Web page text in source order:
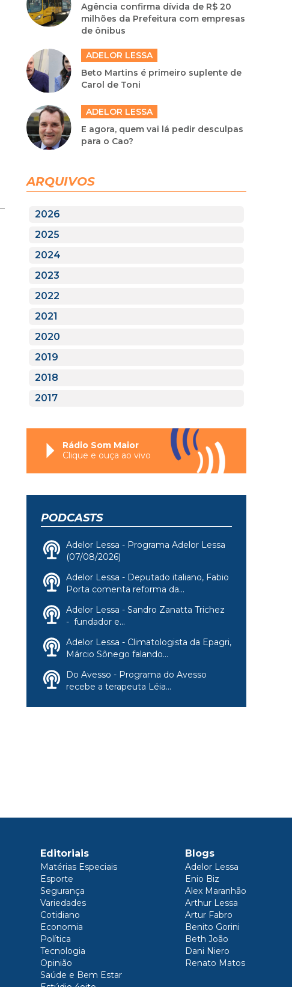
Agência confirma dívida de R$ 20
milhões da Prefeitura com empresas
de ônibus
ADELOR LESSA
Beto Martins é primeiro suplente de
Carol de Toni
ADELOR LESSA
E agora, quem vai lá pedir desculpas
para o Cao?
ARQUIVOS
2026
2025
2024
2023
2022
2021
2020
2019
2018
2017
Rádio Som Maior
Clique e ouça ao vivo
PODCASTS
Adelor Lessa - Programa Adelor Lessa
(07/08/2026)
Adelor Lessa - Deputado italiano, Fabio
Porta comenta reforma da...
Adelor Lessa - Sandro Zanatta Trichez
- fundador e...
Adelor Lessa - Climatologista da Epagri,
Márcio Sônego falando...
Do Avesso - Programa do Avesso
recebe a terapeuta Léia...
Editoriais
Matérias Especiais
Esporte
Segurança
Variedades
Cotidiano
Economia
Política
Tecnologia
Opinião
Saúde e Bem Estar
Blogs
Adelor Lessa
Enio Biz
Alex Maranhão
Arthur Lessa
Artur Fabro
Benito Gorini
Beth João
Dani Niero
Renato Matos